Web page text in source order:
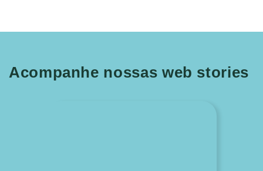
Acompanhe nossas web stories